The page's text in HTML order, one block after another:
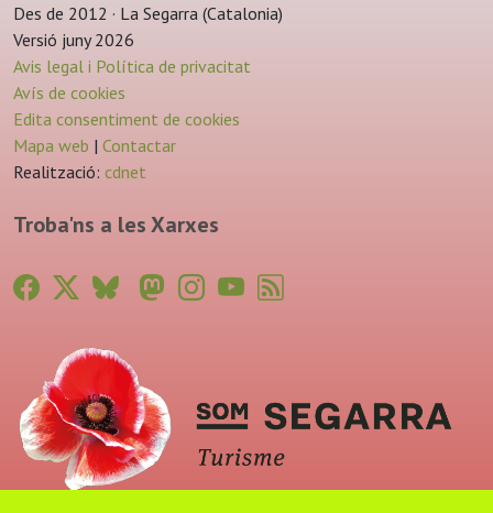
Des de 2012 · La Segarra (Catalonia)
Versió juny 2026
Avis legal i Política de privacitat
Avís de cookies
Edita consentiment de cookies
Mapa web | Contactar
Realització: cdnet
Troba'ns a les Xarxes